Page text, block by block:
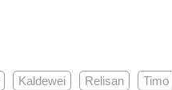
Kaldewei Relisan Timo